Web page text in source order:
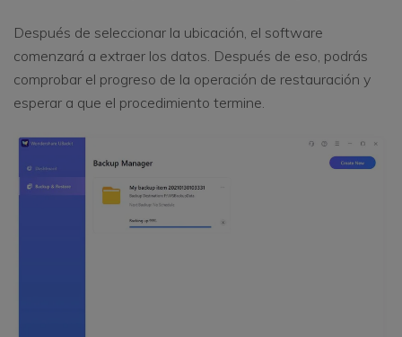
Después de seleccionar la ubicación, el software
comenzará a extraer los datos. Después de eso, podrás
comprobar el progreso de la operación de restauración y
esperar a que el procedimiento termine.